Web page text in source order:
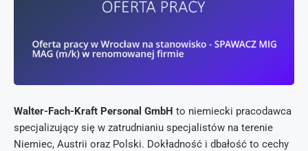
Walter-Fach-Kraft Personal GmbH to niemiecki pracodawca
specjalizujący się w zatrudnianiu specjalistów na terenie
Niemiec, Austrii oraz Polski. Dokładność i dbałość to cechy